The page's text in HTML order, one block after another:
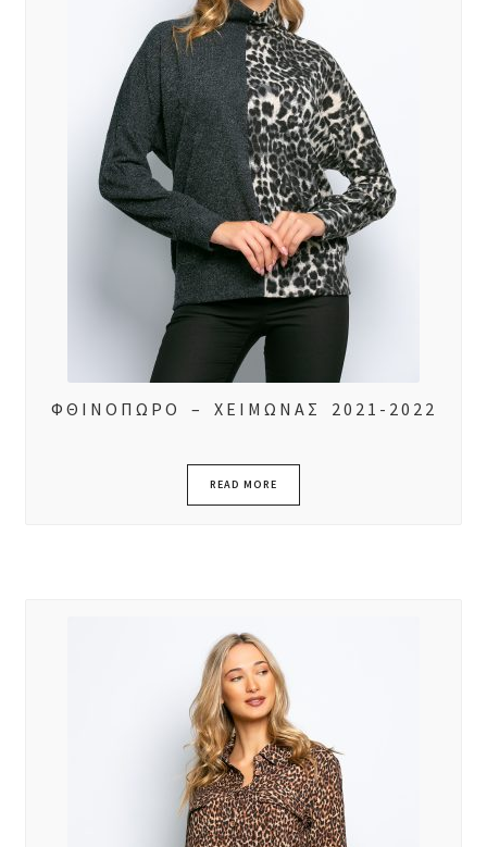
ΦΘΙΝΟΠΩΡΟ – ΧΕΙΜΩΝΑΣ 2021-2022
READ MORE